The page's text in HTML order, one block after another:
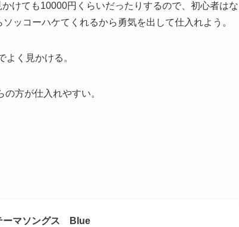
けても10000円くらいだったりするので、初心者はな
ッコーハケてくれるから勇気を出して仕入れよう。
く見かける。
方が仕入れやすい。
ーマソングス Blue